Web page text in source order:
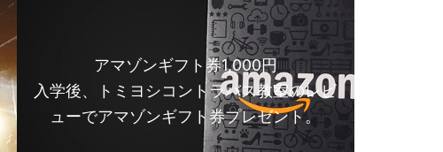
アマゾンギフト券1,000円
入学後、トミヨシコントラバス教室のレビ
ューでアマゾンギフト券プレゼント。